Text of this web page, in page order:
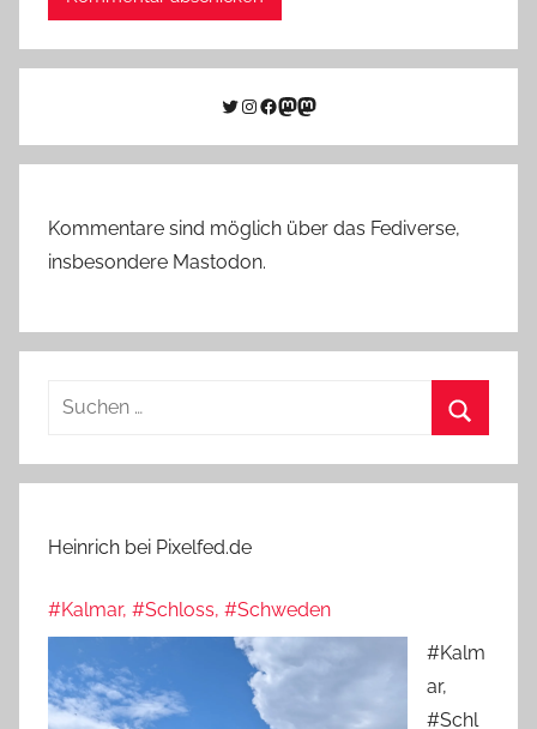
Twitter
Instagram
Facebook
Link zu Mastodon
Mastodon
Kommentare sind möglich über das Fediverse,
insbesondere Mastodon.
Suchen
Heinrich bei Pixelfed.de
#Kalmar, #Schloss, #Schweden
#Kalm
ar,
#Schl